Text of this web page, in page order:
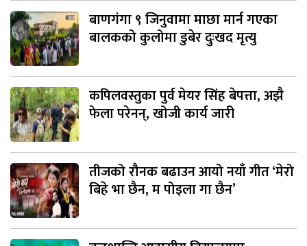
बाणगंगा ९ जिनुवामा माछा मार्न गएका
बालकको कुलोमा डुबेर दुःखद मृत्यु
कपिलवस्तुका पुर्व मेयर सिंह बेपत्ता, अझै
फेला परेनन्, खोजी कार्य जारी
तीजको रौनक बढाउन आयो नयाँ गीत ‘मेरो
बिहे भा छैन, म पोइला गा छैन’